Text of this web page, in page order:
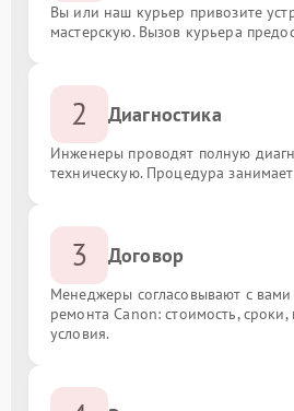
Вы или наш курьер привозите
мастерскую. Вызов курьера
2 Диагностика
Инженеры проводят полную
техническую. Процедура
3 Договор
Менеджеры согласовывают с вами
ремонта Canon: стоимость, сроки,
условия.